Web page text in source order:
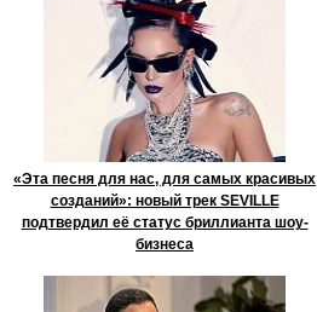
«Эта песня для нас, для самых красивых
созданий»: новый трек SEVILLE
подтвердил её статус бриллианта шоу-
бизнеса